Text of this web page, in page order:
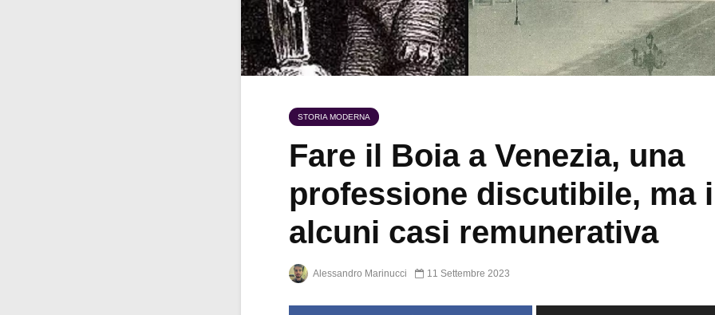
STORIA MODERNA
Fare il Boia a Venezia, una
professione discutibile, ma
alcuni casi remunerativa
Alessandro Marinucci 11 Settembre 2023